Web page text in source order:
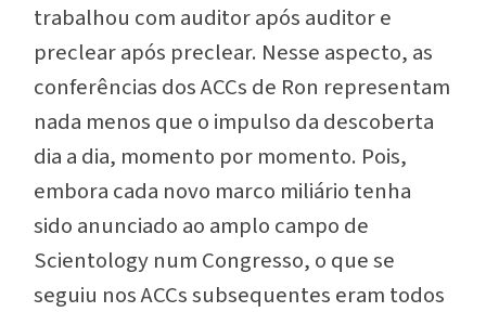
trabalhou com auditor após auditor e
preclear após preclear. Nesse aspecto, as
conferências dos ACCs de Ron representam
nada menos que o impulso da descoberta
dia a dia, momento por momento. Pois,
embora cada novo marco miliário tenha
sido anunciado ao amplo campo de
Scientology num Congresso, o que se
seguiu nos ACCs subsequentes eram todos